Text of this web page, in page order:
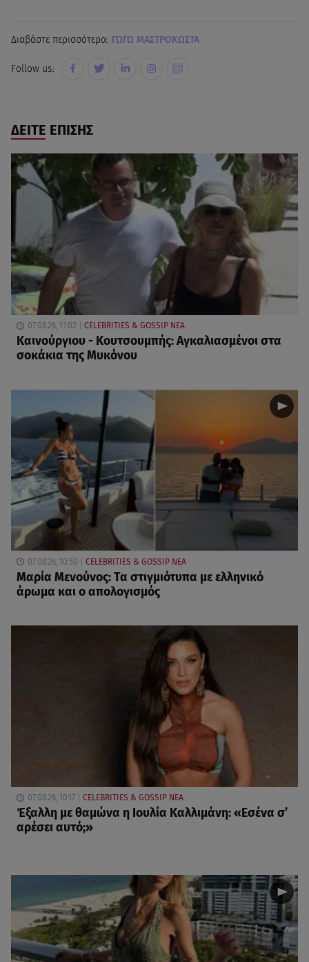
Διαβάστε περισσότερα: ΓΩΓΩ ΜΑΣΤΡΟΚΩΣΤΑ
Follow us:
ΔΕΙΤΕ ΕΠΙΣΗΣ
07.08.26, 11:02 CELEBRITIES & GOSSIP ΝΕΑ
Καινούργιου - Κουτσουμπής: Αγκαλιασμένοι στα
σοκάκια της Μυκόνου
07.08.26, 10:50 CELEBRITIES & GOSSIP ΝΕΑ
Μαρία Μενούνος: Τα στιγμιότυπα με ελληνικό
άρωμα και ο απολογισμός
07.08.26, 10:17 CELEBRITIES & GOSSIP ΝΕΑ
Έξαλλη με θαμώνα η Ιουλία Καλλιμάνη: «Εσένα σ’
αρέσει αυτό;»